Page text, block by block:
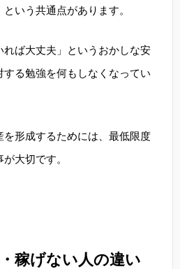
いう共通点があります。
れば大丈夫」というおかしな安
る勉強を何もしなくなってい
を形成するためには、最低限度
大切です。
稼げない人の違い